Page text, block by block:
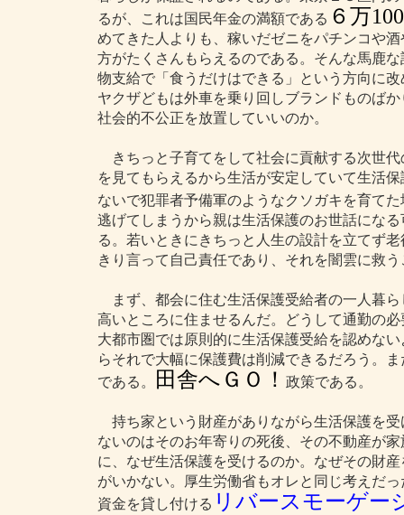
るが、これは国民年金の満額である ６万
めてきた人よりも、稼いだゼニをパチンコや
方がたくさんもらえるのである。そんな馬鹿
物支給で「食うだけはできる」という方向に
ヤクザどもは外車を乗り回しブランドものば
社会的不公正を放置していいのか。
きちっと子育てをして社会に貢献する次世
を見てもらえるから生活が安定していて生活
ないで犯罪者予備軍のようなクソガキを育て
逃げてしまうから親は生活保護のお世話にな
る。若いときにきちっと人生の設計を立てず
きり言って自己責任であり、それを闇雲に救
まず、都会に住む生活保護受給者の一人暮
高いところに住ませるんだ。どうして通勤の
大都市圏では原則的に生活保護受給を認めな
らそれで大幅に保護費は削減できるだろう。
である。
田舎へＧＯ！ 政策である。
持ち家という財産がありながら生活保護を
ないのはそのお年寄りの死後、その不動産が
に、なぜ生活保護を受けるのか。なぜその財
がいかない。厚生労働省もオレと同じ考えだ
資金を貸し付ける リバースモーゲー